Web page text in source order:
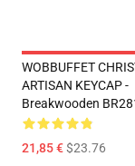
WOBBUFFET
ARTISAN KEYCAP -
Breakwooden
21,85 €$23.76